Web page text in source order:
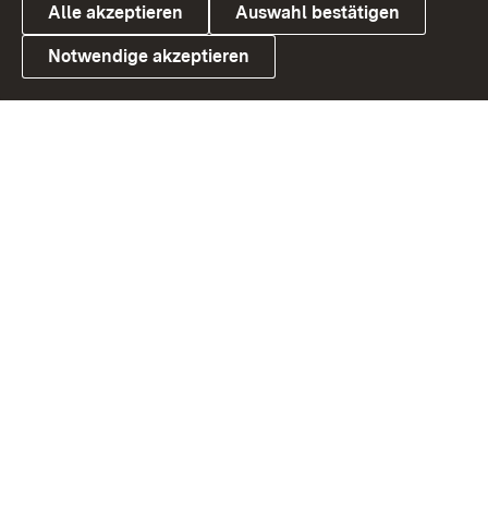
Link zum Landesportal
Alle akzeptieren Auswahl bestätigen
Notwendige akzeptieren